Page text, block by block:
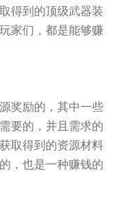
得到的顶级武器装
家们，都是能够赚
奖励的，其中一些
要的，并且需求的
取得到的资源材料
，也是一种赚钱的